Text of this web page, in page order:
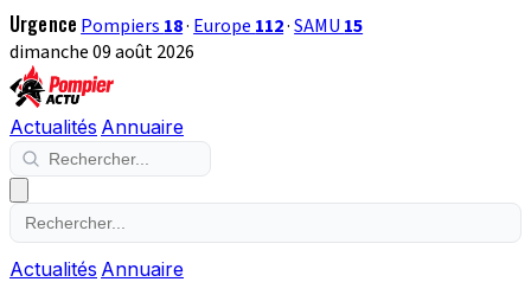
Urgence Pompiers 18· Europe 112·SAMU 15
dimanche 09 août 2026
Actualités Annuaire
Actualités Annuaire